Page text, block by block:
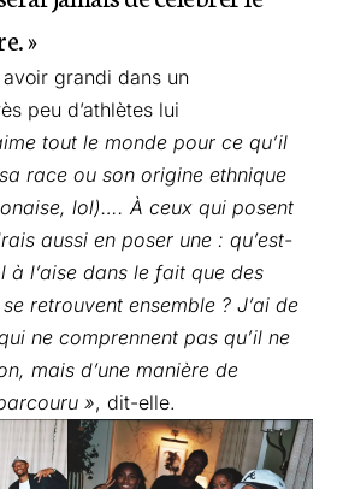
»
grandi dans un
peu d’athlètes lui
tout le monde pour ce qu’il
race ou son origine ethnique
lol)…. À ceux qui posent
aussi en poser une : qu’est-
à l’aise dans le fait que des
retrouvent ensemble ? J’ai de
ne comprennent pas qu’il ne
mais d’une manière de
», dit-elle.